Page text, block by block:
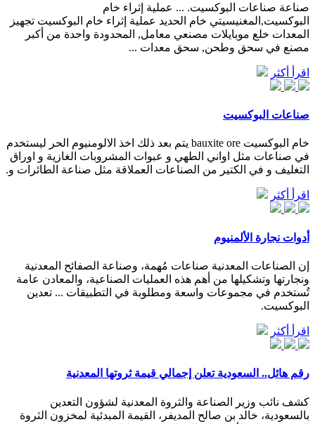
صناعة صناعات البوكسيت. ... عملية إثراء خام
البوكسيت,المغنيسيتي خام الحديد عملية إثراء خام البوكسيت تجهيز
المعدات خلع موبايلات مصنعي معامل, المحدودة واحدة من أكبر
مصنع في سحق وطحن, سحق معدات ...
اقرأ أكثر
صناعات البوكسيت
خام البوكسيت bauxite ore يتم بعد ذلك اخذ الالومنيوم الحر ليستخدم
في صناعات مثل اواني الطهي و عبوات المشروبات الغازية و اوراق
التغليف و في الكتير من الصناعات العملاقة مثل صناعة الطائرات و.
اقرأ أكثر
أدوات نجارة الألمنيوم
إن الصناعات المعدنية صناعات مُهمة، وصناعة الصفائح المعدنية
ونجارتها وتشكيلها من أهم هذه العمليات الصناعية، والمعادن عامة
تُستخدم في مجموعات واسعة ومطلوبة في التطبيقات ... تعدين
البوكسيت.
اقرأ أكثر
رقم هائل.. السعودية تعلن إجمالي قيمة ثروتها المعدنية
كشف نائب وزير الصناعة والثروة المعدنية لشؤون التعدين
بالسعودية، خالد بن صالح المديفر، القيمة المبدئية لمخزون الثروة